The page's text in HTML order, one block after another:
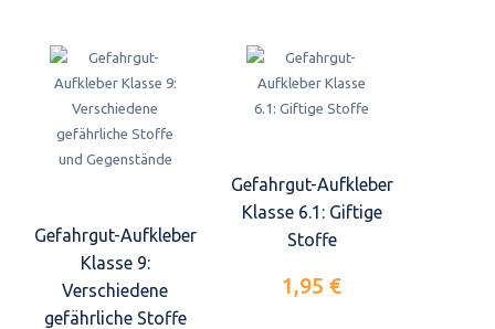
Gefahrgut-Aufkleber
Klasse 9:
Verschiedene
gefährliche Stoffe
Gefahrgut-Aufkleber
Klasse 6.1: Giftige
Stoffe
1,95 €